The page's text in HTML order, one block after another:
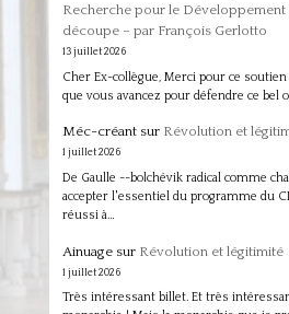
Recherche pour le Développement
découpe – par François Gerlotto
13 juillet 2026
Cher Ex-collègue, Merci pour ce
que vous avancez pour défendre ce bel
Méc-créantsur Révolution et
1 juillet 2026
De Gaulle --bolchévik radical comme
accepter l'essentiel du programme du
réussi à…
Ainuagesur Révolution et légitimité
1 juillet 2026
Très intéressant billet. Et très